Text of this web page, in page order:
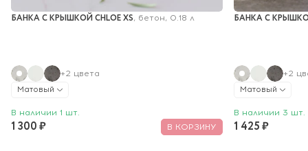
БАНКА С КРЫШКОЙ CHLOE XS, бетон, 0.18 л
+2 цвета
Матовый
В наличии 1 шт.
1 300 ₽ В КОРЗИНУ
БАНКА С
+2
Матовый
В наличии 3 шт.
1 425 ₽